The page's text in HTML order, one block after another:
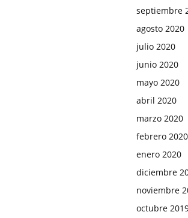
septiembre
agosto 2020
julio 2020
junio 2020
mayo 2020
abril 2020
marzo 2020
febrero 2020
enero 2020
diciembre
noviembre
octubre